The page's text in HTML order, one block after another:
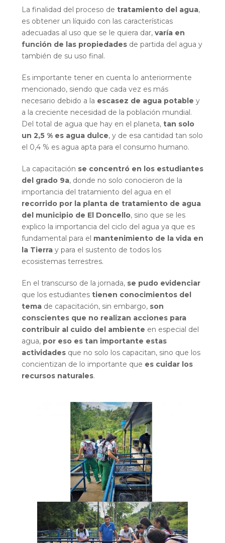
La finalidad del proceso de tratamiento del agua,
es obtener un líquido con las características
adecuadas al uso que se le quiera dar, varía en
función de las propiedades de partida del agua y
también de su uso final.
Es importante tener en cuenta lo anteriormente
mencionado, siendo que cada vez es más
necesario debido a la escasez de agua potable y
a la creciente necesidad de la población mundial.
Del total de agua que hay en el planeta, tan solo
un 2,5 % es agua dulce, y de esa cantidad tan solo
el 0,4 % es agua apta para el consumo humano.
La capacitación se concentró en los estudiantes
del grado 9a, donde no solo conocieron de la
importancia del tratamiento del agua en el
recorrido por la planta de tratamiento de agua
del municipio de El Doncello, sino que se les
explico la importancia del ciclo del agua ya que es
fundamental para el mantenimiento de la vida en
la Tierray para el sustento de todos los
ecosistemas terrestres.
En el transcurso de la jornada, se pudo evidenciar
que los estudiantes tienen conocimientos del
tema de capacitación, sin embargo, son
conscientes que no realizan acciones para
contribuir al cuido del ambiente en especial del
agua, por eso es tan importante estas
actividadesque no solo los capacitan, sino que los
concientizan de lo importante que es cuidar los
recursos naturales.